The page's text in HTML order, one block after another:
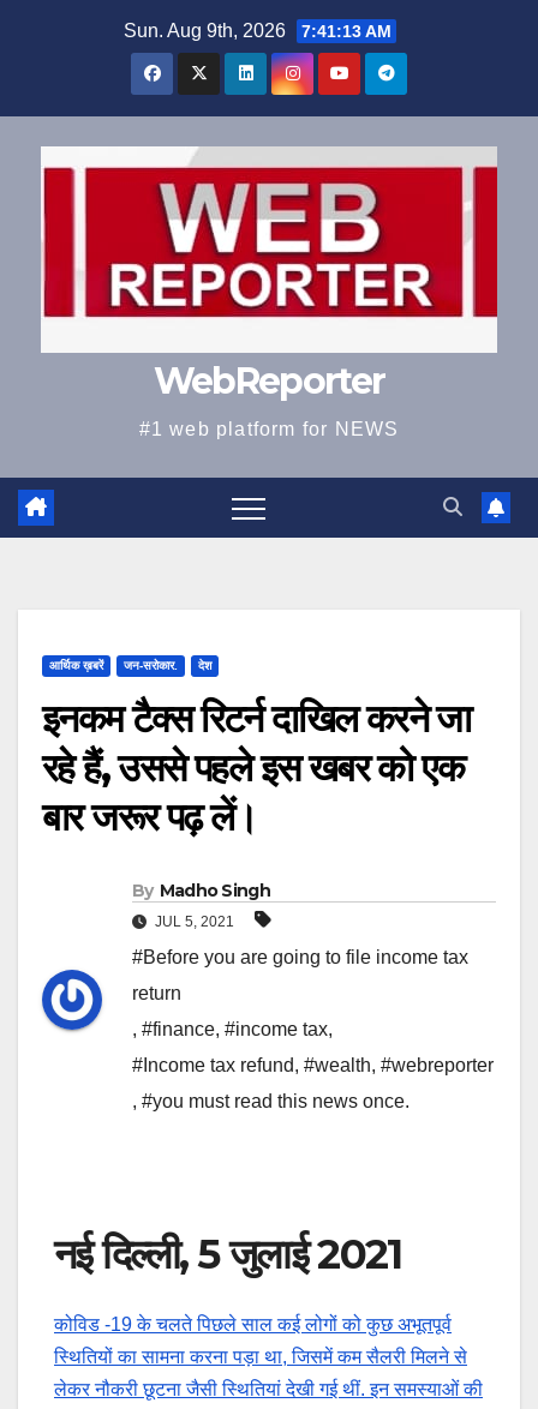
Sun. Aug 9th, 2026 7:41:13 AM
WebReporter
#1 web platform for NEWS
आर्थिक ख़बरें जन-सरोकार. देश
इनकम टैक्स रिटर्न दाखिल करने जा
रहे हैं, उससे पहले इस खबर को एक
बार जरूर पढ़ लें।
By Madho Singh
JUL 5, 2021
#Before you are going to file income tax
return
, #finance, #income tax,
#Income tax refund, #wealth, #webreporter
, #you must read this news once.
नई दिल्ली, 5 जुलाई 2021
कोविड -19 के चलते पिछले साल कई लोगों को कुछ अभूतपूर्व
स्थितियों का सामना करना पड़ा था, जिसमें कम सैलरी मिलने से
लेकर नौकरी छूटना जैसी स्थितियां देखी गई थीं. इन समस्याओं की